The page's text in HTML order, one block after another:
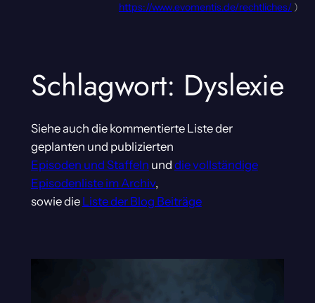
https://www.evomentis.de/rechtliches/ )
Schlagwort: Dyslexie
Siehe auch die kommentierte Liste der
geplanten und publizierten
Episoden und Staffeln und die vollständige
Episodenliste im Archiv,
sowie die Liste der Blog Beiträge